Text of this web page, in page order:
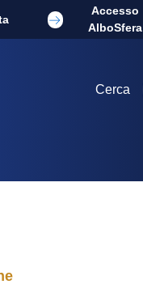
Accesso
AlboSfera
Cerca